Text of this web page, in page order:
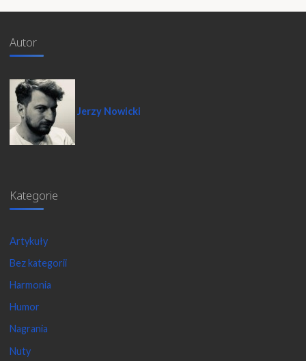
Autor
Jerzy Nowicki
Kategorie
Artykuły
Bez kategorii
Harmonia
Humor
Nagrania
Nuty